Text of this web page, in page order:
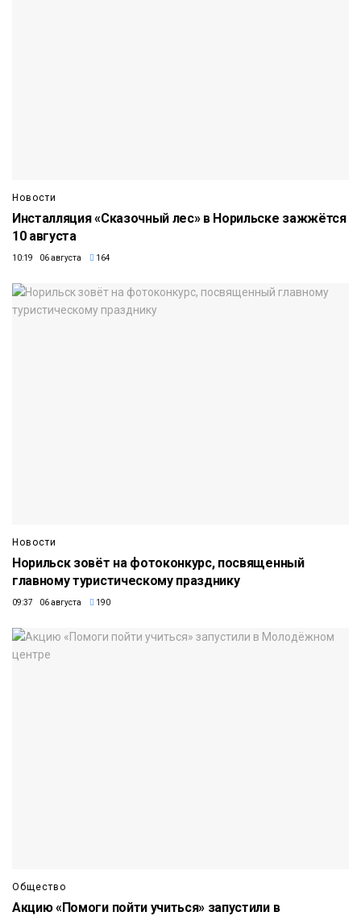
Новости
Инсталляция «Сказочный лес» в Норильске зажжётся
10 августа
10:19 06 августа 164
Новости
Норильск зовёт на фотоконкурс, посвященный
главному туристическому празднику
09:37 06 августа 190
Общество
Акцию «Помоги пойти учиться» запустили в